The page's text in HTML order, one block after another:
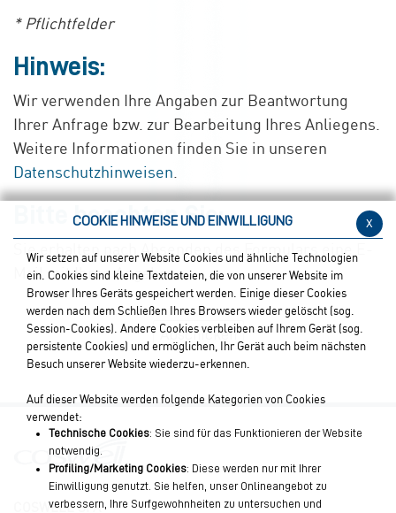
* Pflichtfelder
Hinweis:
Wir verwenden Ihre Angaben zur Beantwortung
Ihrer Anfrage bzw. zur Bearbeitung Ihres Anliegens.
Weitere Informationen finden Sie in unseren
Datenschutzhinweisen
Bitte beachten Sie:
Sie erhalten nach Absenden des Formulars eine E-
Mail mit Ihren Angaben.
COSWELL SPA
x
COOKIE HINWEISE UND EINWILLIGUNG
Wir setzen auf unserer Website Cookies und ähnliche Technologien
ein. Cookies sind kleine Textdateien, die von unserer Website im
Browser Ihres Geräts gespeichert werden. Einige dieser Cookies
werden nach dem Schließen Ihres Browsers wieder gelöscht (sog.
Session-Cookies). Andere Cookies verbleiben auf Ihrem Gerät (sog.
persistente Cookies) und ermöglichen, Ihr Gerät auch beim nächsten
Besuch unserer Website wiederzu-erkennen.
Auf dieser Website werden folgende Kategorien von Cookies
verwendet:
Technische Cookies: Sie sind für das Funktionieren der Website
notwendig.
Profiling/Marketing Cookies: Diese werden nur mit Ihrer
Einwilligung genutzt. Sie helfen, unser Onlineangebot zu
verbessern, Ihre Surfgewohnheiten zu untersuchen und